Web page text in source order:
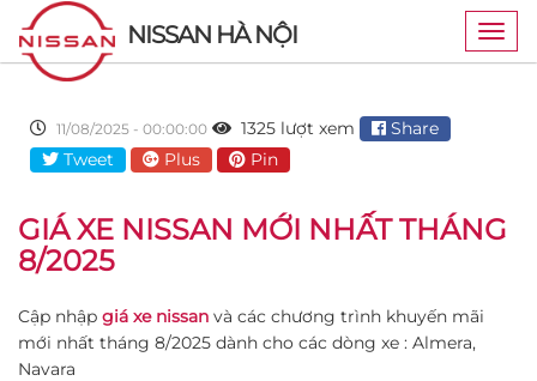
NISSAN HÀ NỘI
11/08/2025 - 00:00:00 1325 lượt xem
Share
Tweet
Plus Pin
GIÁ XE NISSAN MỚI NHẤT THÁNG
8/2025
Cập nhập giá xe nissan và các chương trình khuyến mãi
mới nhất tháng 8/2025 dành cho các dòng xe : Almera,
Navara